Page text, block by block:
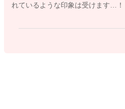
れているような印象は受けます…！